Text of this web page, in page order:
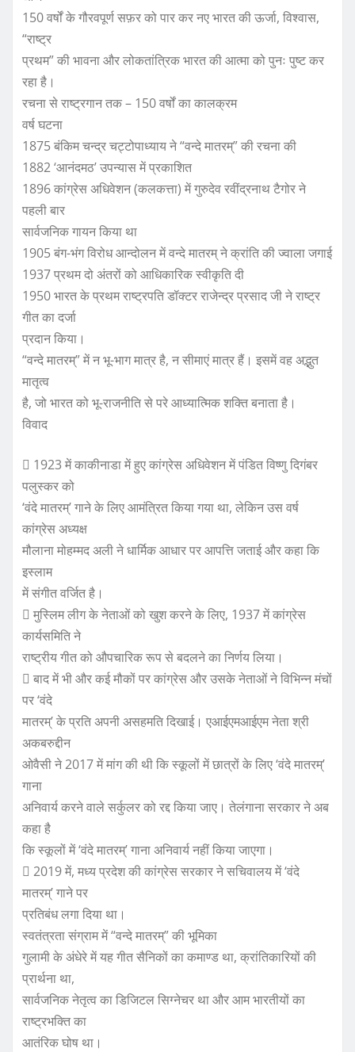
150 वर्षों के गौरवपूर्ण सफ़र को पार कर नए भारत की ऊर्जा, विश्वास,
“राष्ट्र
प्रथम” की भावना और लोकतांत्रिक भारत की आत्मा को पुनः पुष्ट कर
रहा है।
रचना से राष्ट्रगान तक – 150 वर्षों का कालक्रम
वर्ष घटना
1875 बंकिम चन्द्र चट्टोपाध्याय ने “वन्दे मातरम्” की रचना की
1882 ‘आनंदमठ’ उपन्यास में प्रकाशित
1896 कांग्रेस अधिवेशन (कलकत्ता) में गुरुदेव रवींद्रनाथ टैगोर ने
पहली बार
सार्वजनिक गायन किया था
1905 बंग-भंग विरोध आन्दोलन में वन्दे मातरम् ने क्रांति की ज्वाला जगाई
1937 प्रथम दो अंतरों को आधिकारिक स्वीकृति दी
1950 भारत के प्रथम राष्ट्रपति डॉक्टर राजेन्द्र प्रसाद जी ने राष्ट्र
गीत का दर्जा
प्रदान किया।
“वन्दे मातरम्” में न भू-भाग मात्र है, न सीमाएं मात्र हैं। इसमें वह अद्भुत
मातृत्व
है, जो भारत को भू-राजनीति से परे आध्यात्मिक शक्ति बनाता है।
विवाद
 1923 में काकीनाडा में हुए कांग्रेस अधिवेशन में पंडित विष्णु दिगंबर
पलुस्कर को
‘वंदे मातरम्’ गाने के लिए आमंत्रित किया गया था, लेकिन उस वर्ष
कांग्रेस अध्यक्ष
मौलाना मोहम्मद अली ने धार्मिक आधार पर आपत्ति जताई और कहा कि
इस्लाम
में संगीत वर्जित है।
 मुस्लिम लीग के नेताओं को खुश करने के लिए, 1937 में कांग्रेस
कार्यसमिति ने
राष्ट्रीय गीत को औपचारिक रूप से बदलने का निर्णय लिया।
 बाद में भी और कई मौकों पर कांग्रेस और उसके नेताओं ने विभिन्न मंचों
पर ‘वंदे
मातरम्’ के प्रति अपनी असहमति दिखाई। एआईएमआईएम नेता श्री
अकबरुद्दीन
ओवैसी ने 2017 में मांग की थी कि स्कूलों में छात्रों के लिए ‘वंदे मातरम्’
गाना
अनिवार्य करने वाले सर्कुलर को रद्द किया जाए। तेलंगाना सरकार ने अब
कहा है
कि स्कूलों में ‘वंदे मातरम्’ गाना अनिवार्य नहीं किया जाएगा।
 2019 में, मध्य प्रदेश की कांग्रेस सरकार ने सचिवालय में ‘वंदे
मातरम्’ गाने पर
प्रतिबंध लगा दिया था।
स्वतंत्रता संग्राम में “वन्दे मातरम्” की भूमिका
गुलामी के अंधेरे में यह गीत सैनिकों का कमाण्ड था, क्रांतिकारियों की
प्रार्थना था,
सार्वजनिक नेतृत्व का डिजिटल सिग्नेचर था और आम भारतीयों का
राष्ट्रभक्ति का
आतंरिक घोष था।